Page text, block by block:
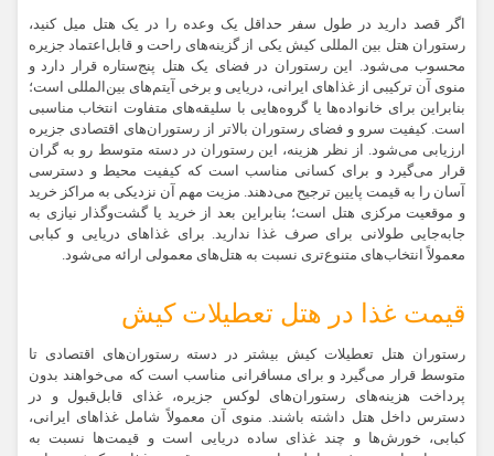
اگر قصد دارید در طول سفر حداقل یک وعده را در یک هتل میل کنید،
رستوران هتل بین المللی کیش یکی از گزینه‌های راحت و قابل‌اعتماد جزیره
محسوب می‌شود. این رستوران در فضای یک هتل پنج‌ستاره قرار دارد و
منوی آن ترکیبی از غذاهای ایرانی، دریایی و برخی آیتم‌های بین‌المللی است؛
بنابراین برای خانواده‌ها یا گروه‌هایی با سلیقه‌های متفاوت انتخاب مناسبی
است. کیفیت سرو و فضای رستوران بالاتر از رستوران‌های اقتصادی جزیره
ارزیابی می‌شود. از نظر هزینه، این رستوران در دسته متوسط رو به گران
قرار می‌گیرد و برای کسانی مناسب است که کیفیت محیط و دسترسی
آسان را به قیمت پایین ترجیح می‌دهند. مزیت مهم آن نزدیکی به مراکز خرید
و موقعیت مرکزی هتل است؛ بنابراین بعد از خرید یا گشت‌وگذار نیازی به
جابه‌جایی طولانی برای صرف غذا ندارید. برای غذاهای دریایی و کبابی
معمولاً انتخاب‌های متنوع‌تری نسبت به هتل‌های معمولی ارائه می‌شود.
قیمت غذا در هتل تعطیلات کیش
رستوران هتل تعطیلات کیش بیشتر در دسته رستوران‌های اقتصادی تا
متوسط قرار می‌گیرد و برای مسافرانی مناسب است که می‌خواهند بدون
پرداخت هزینه‌های رستوران‌های لوکس جزیره، غذای قابل‌قبول و در
دسترس داخل هتل داشته باشند. منوی آن معمولاً شامل غذاهای ایرانی،
کبابی، خورش‌ها و چند غذای ساده دریایی است و قیمت‌ها نسبت به